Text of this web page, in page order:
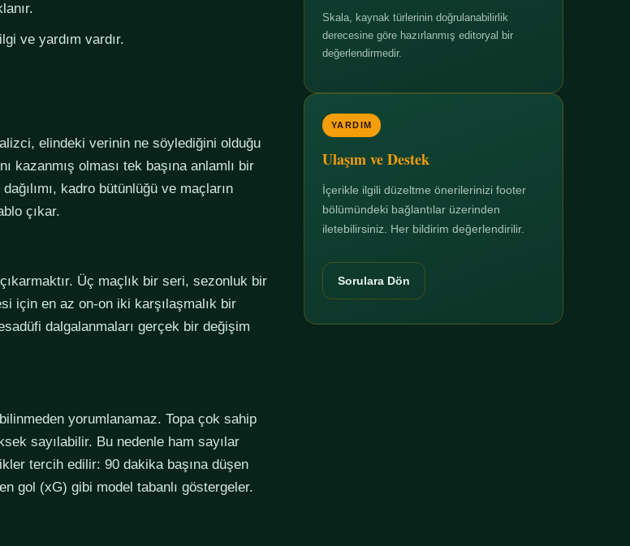
ve yardım vardır.
elindeki verinin ne söylediğini olduğu
kazanmış olması tek başına anlamlı bir
kadro bütünlüğü ve maçların
çıkar.
Üç maçlık bir seri, sezonluk bir
için en az on-on iki karşılaşmalık bir
dalgalanmaları gerçek bir değişim
yorumlanamaz. Topa çok sahip
sayılabilir. Bu nedenle ham sayılar
tercih edilir: 90 dakika başına düşen
gol (xG) gibi model tabanlı göstergeler.
Skala, kaynak türlerinin doğrulanabilirlik
derecesine göre hazırlanmış editoryal bir
değerlendirmedir.
YARDIM
Ulaşım ve Destek
İçerikle ilgili düzeltme önerilerinizi footer
bölümündeki bağlantılar üzerinden
iletebilirsiniz. Her bildirim değerlendirilir.
Sorulara Dön